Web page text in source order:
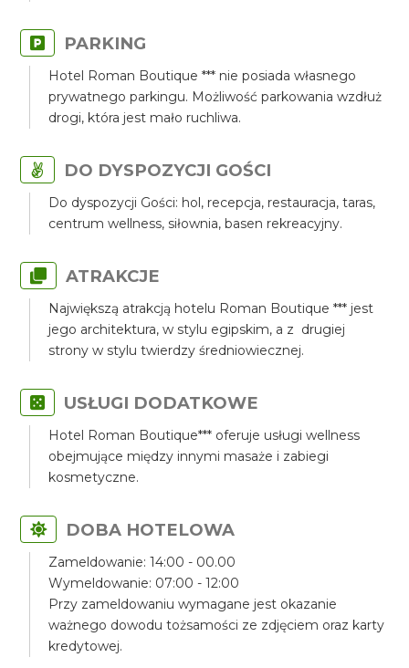
PARKING
Hotel Roman Boutique *** nie posiada własnego
prywatnego parkingu. Możliwość parkowania wzdłuż
drogi, która jest mało ruchliwa.
DO DYSPOZYCJI GOŚCI
Do dyspozycji Gości: hol, recepcja, restauracja, taras,
centrum wellness, siłownia, basen rekreacyjny.
ATRAKCJE
Największą atrakcją hotelu Roman Boutique *** jest
jego architektura, w stylu egipskim, a z drugiej
strony w stylu twierdzy średniowiecznej.
USŁUGI DODATKOWE
Hotel Roman Boutique*** oferuje usługi wellness
obejmujące między innymi masaże i zabiegi
kosmetyczne.
DOBA HOTELOWA
Zameldowanie: 14:00 - 00.00
Wymeldowanie: 07:00 - 12:00
Przy zameldowaniu wymagane jest okazanie
ważnego dowodu tożsamości ze zdjęciem oraz karty
kredytowej.